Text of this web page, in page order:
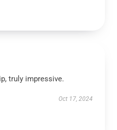
truly impressive.
Oct 17, 2024